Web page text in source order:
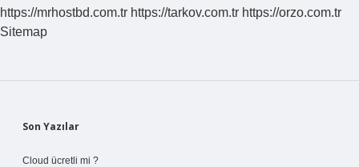
https://mrhostbd.com.tr https://tarkov.com.tr https://orzo.com.tr
Sitemap
Sidebar
Son Yazılar
Cloud ücretli mi ?